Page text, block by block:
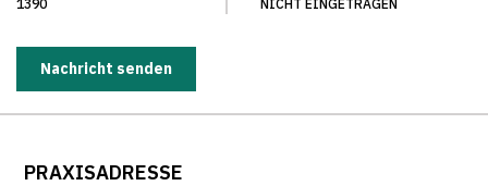
1390
NICHT EINGETRAGEN
Nachricht senden
PRAXISADRESSE